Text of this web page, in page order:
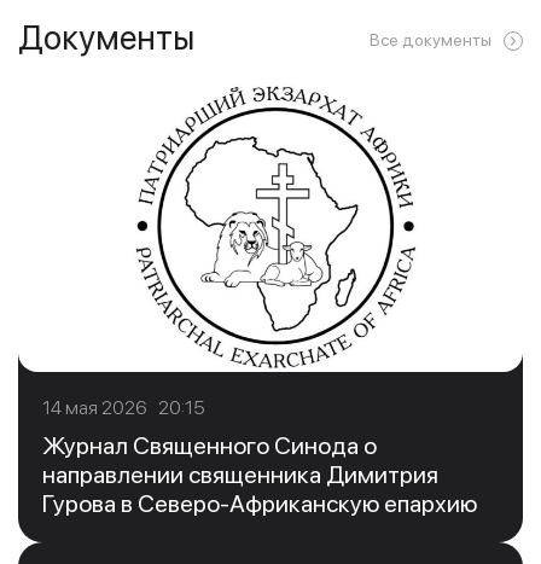
Документы Все документы
14 мая 2026 20:15
Журнал Священного Синода о
направлении священника Димитрия
Гурова в Северо-Африканскую епархию